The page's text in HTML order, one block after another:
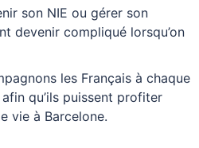
son NIE ou gérer son
devenir compliqué lorsqu’on
les Français à chaque
qu’ils puissent profiter
vie à Barcelone.